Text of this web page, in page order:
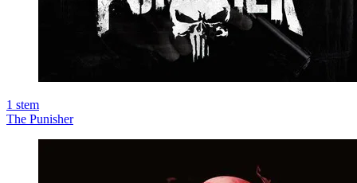
1 stem
The Punisher